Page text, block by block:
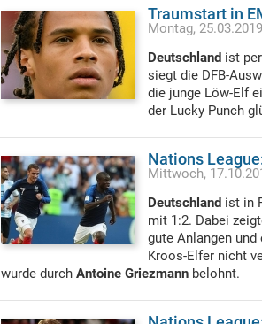
Traumstart in
Montag,
Deutschland ist
siegt die DFB-
die junge Löw-Elf
der Lucky Punch
Nations
Mittwoch,
Deutschland ist in
mit 1:2. Dabei
gute Anlangen
Kroos-Elfer nicht
wurde durch Antoine Griezmann belohnt.